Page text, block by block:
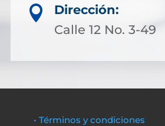

Dirección:
Calle 12 No. 3-49
• Términos y condiciones